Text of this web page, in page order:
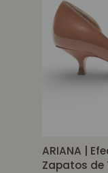
ARIANA |
Zapatos de